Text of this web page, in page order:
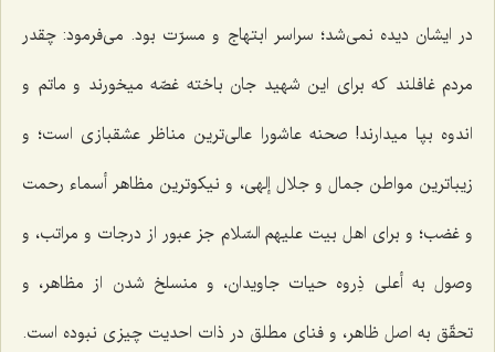
در ایشان دیده نمی‌شد؛ سراسر ابتهاج و مسرّت بود. می‌فرمود: چقدر
مردم غافلند که برای این شهید جان باخته غصّه میخورند و ماتم و
اندوه بپا میدارند! صحنه عاشورا عالی‌ترین مناظر عشقبازی است؛ و
زیباترین مواطن جمال و جلال إلهی، و نیکوترین مظاهر أسماء رحمت
و غضب؛ و برای اهل بیت علیهم السّلام جز عبور از درجات و مراتب، و
وصول به أعلی ذِروه حیات جاویدان، و منسلخ شدن از مظاهر، و
تحقّق به اصل ظاهر، و فنای مطلق در ذات احدیت چیزی نبوده است.